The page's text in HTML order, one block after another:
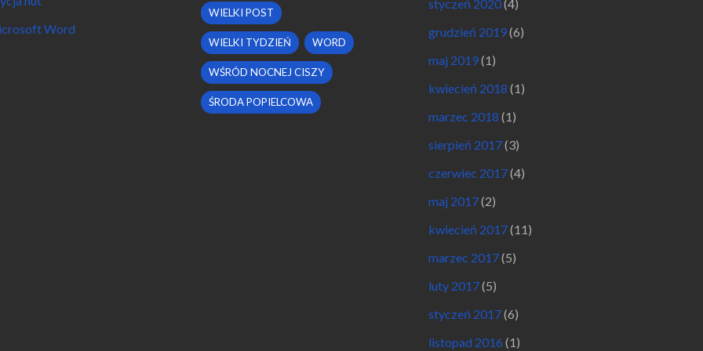
Word
WIELKI POST
WIELKI TYDZIEŃ WORD
WŚRÓD NOCNEJ CISZY
ŚRODA POPIELCOWA
styczeń 2020(4)
grudzień 2019(6)
maj 2019(1)
kwiecień 2018 (1)
marzec 2018 (1)
sierpień 2017(3)
czerwiec 2017(4)
maj 2017(2)
kwiecień 2017(11)
marzec 2017(5)
luty 2017(5)
styczeń 2017(6)
listopad 2016 (1)